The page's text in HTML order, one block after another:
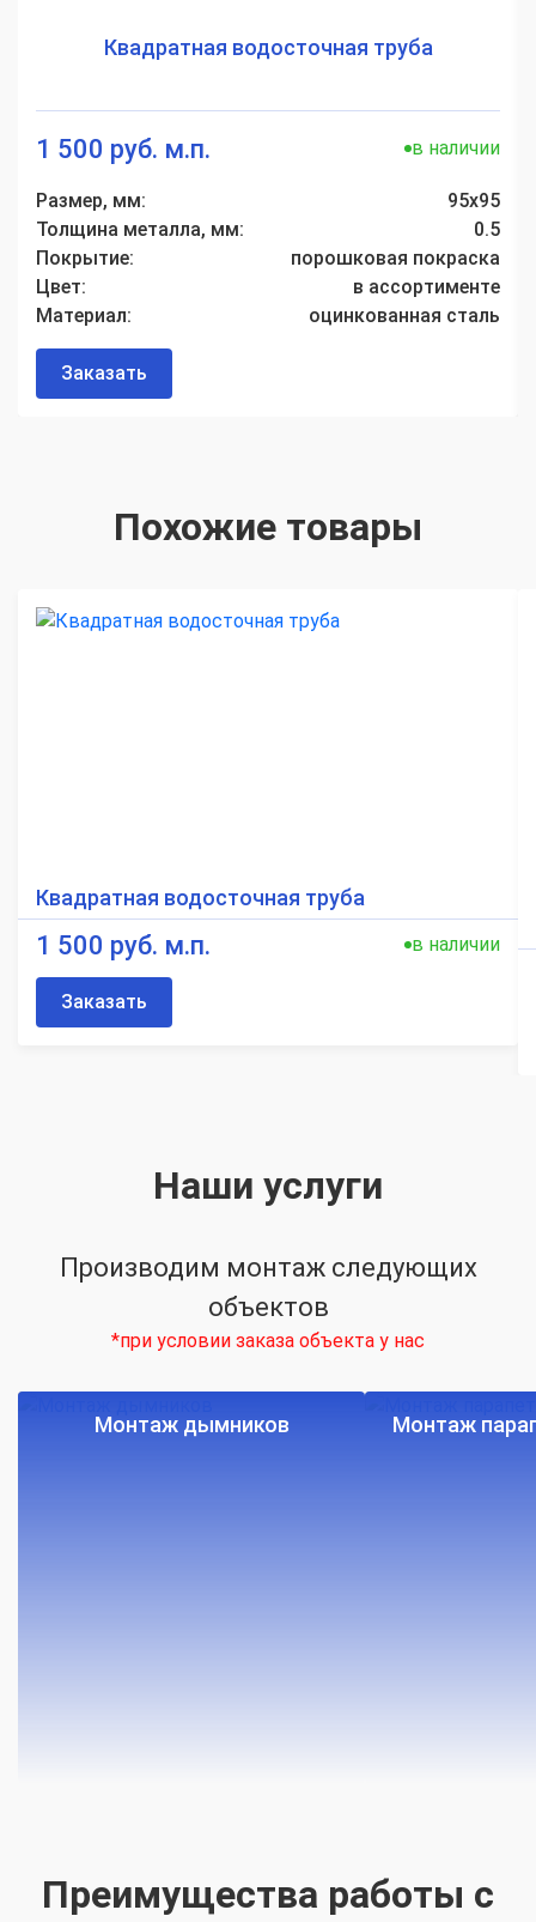
Квадратная водосточная труба
1 500 руб. м.п. в наличии
Размер, мм:
95х95
Толщина металла, мм:
0.5
Покрытие:
порошковая покраска
Цвет:
в ассортименте
Материал:
оцинкованная сталь
Заказать
Похожие товары
Квадратная водосточная труба
1 500 руб. м.п. в наличии
Заказать
Наши услуги
Производим монтаж следующих
объектов
*при условии заказа объекта у нас
Монтаж дымников Монтаж
Преимущества работы с